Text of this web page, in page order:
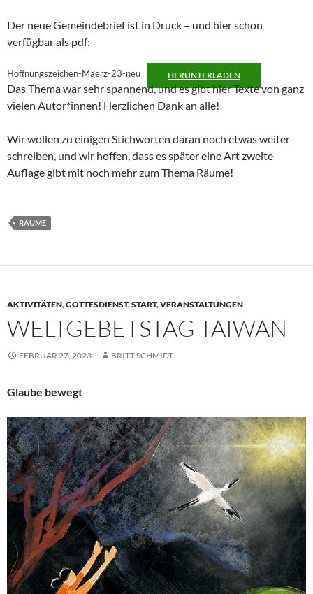
Der neue Gemeindebrief ist in Druck – und hier schon
verfügbar als pdf:
Hoffnungszeichen-Maerz-23-neu HERUNTERLADEN
Das Thema war sehr spannend, und es gibt hier Texte von ganz
vielen Autor*innen! Herzlichen Dank an alle!
Wir wollen zu einigen Stichworten daran noch etwas weiter
schreiben, und wir hoffen, dass es später eine Art zweite
Auflage gibt mit noch mehr zum Thema Räume!
RÄUME
AKTIVITÄTEN,GOTTESDIENST,START,VERANSTALTUNGEN
WELTGEBETSTAG TAIWAN
FEBRUAR 27, 2023 BRITT SCHMIDT
Glaube bewegt